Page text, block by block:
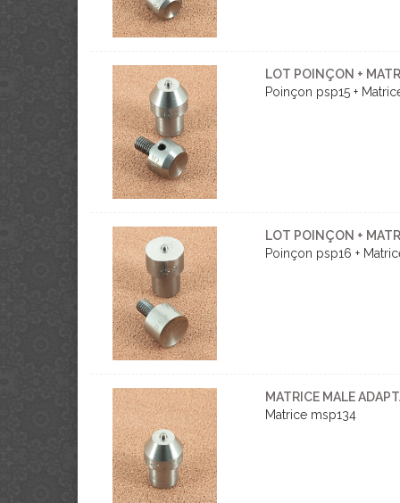
LOT POINÇON +
Poinçon psp15 +
LOT POINÇON +
Poinçon psp16 +
MATRICE MALE
Matrice msp134